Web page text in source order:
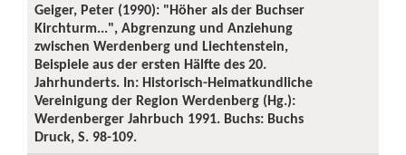
Geiger, Peter (1990): "Höher als der Buchser
Kirchturm...", Abgrenzung und Anziehung
zwischen Werdenberg und Liechtenstein,
Beispiele aus der ersten Hälfte des 20.
Jahrhunderts. In: Historisch-Heimatkundliche
Vereinigung der Region Werdenberg (Hg.):
Werdenberger Jahrbuch 1991. Buchs: Buchs
Druck, S. 98-109.